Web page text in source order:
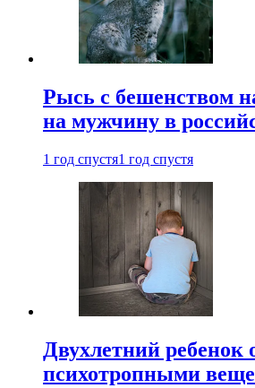
Рысь с бешенством
на мужчину в
1 год спустя1 год спустя
Двухлетний ребенок
психотропными